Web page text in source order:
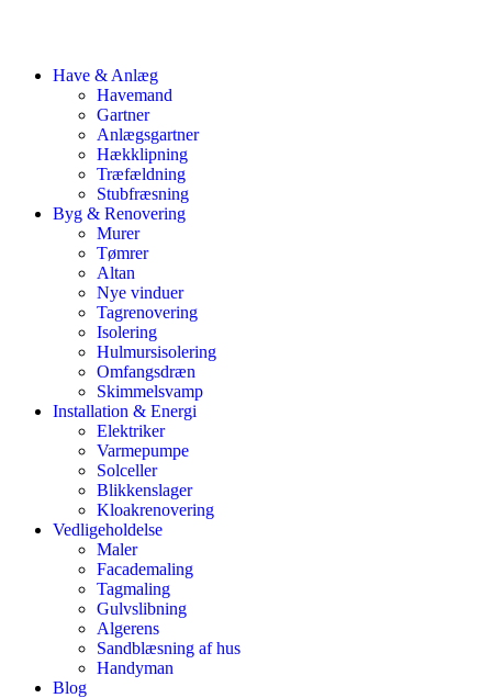
Have & Anlæg
Havemand
Gartner
Anlægsgartner
Hækklipning
Træfældning
Stubfræsning
Byg & Renovering
Murer
Tømrer
Altan
Nye vinduer
Tagrenovering
Isolering
Hulmursisolering
Omfangsdræn
Skimmelsvamp
Installation & Energi
Elektriker
Varmepumpe
Solceller
Blikkenslager
Kloakrenovering
Vedligeholdelse
Maler
Facademaling
Tagmaling
Gulvslibning
Algerens
Sandblæsning af hus
Handyman
Blog